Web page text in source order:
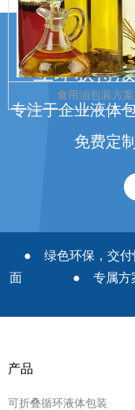
食用油包装方案
浙江赞宇主要从事轻工、食
用化工等行业的科学研究、
测和生产经营工作。
立即获得
专注于企业液体
免费定
● 绿色环保，
面 ● 专属方案
产品
可折叠循环液体包装